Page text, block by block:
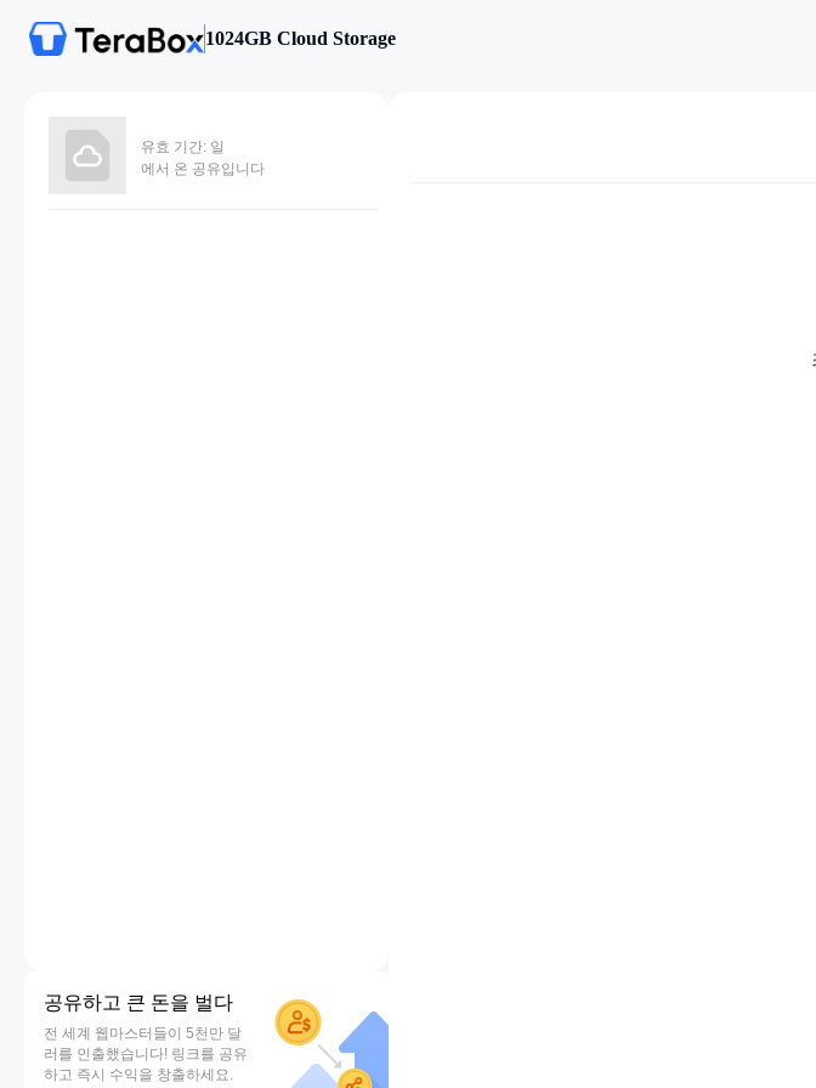
1024GB Cloud Storage
유효 기간: 일
에서 온 공유입니다
공유하고 큰 돈을 벌다
전 세계 웹마스터들이 5천만 달
러를 인출했습니다! 링크를 공유
하고 즉시 수익을 창출하세요.